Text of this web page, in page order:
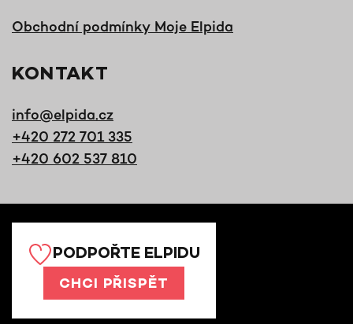
Obchodní podmínky Moje Elpida
KONTAKT
info@elpida.cz
+420 272 701 335
+420 602 537 810
PODPOŘTE ELPIDU
CHCI PŘISPĚT